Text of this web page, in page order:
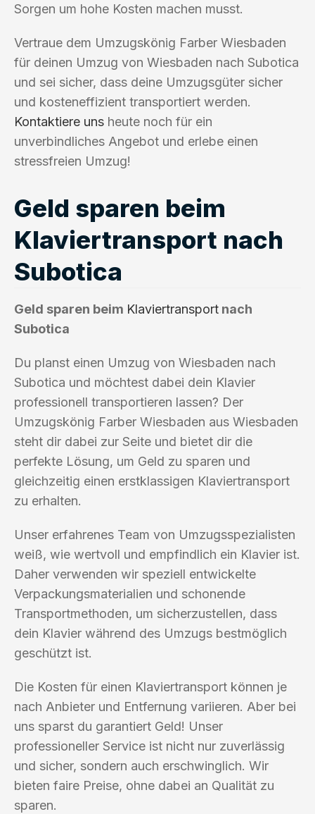
Sorgen um hohe Kosten machen musst.
Vertraue dem Umzugskönig Farber Wiesbaden
für deinen Umzug von Wiesbaden nach Subotica
und sei sicher, dass deine Umzugsgüter sicher
und kosteneffizient transportiert werden.
Kontaktiere uns heute noch für ein
unverbindliches Angebot und erlebe einen
stressfreien Umzug!
Geld sparen beim
Klaviertransport nach
Subotica
Geld sparen beim Klaviertransport nach
Subotica
Du planst einen Umzug von Wiesbaden nach
Subotica und möchtest dabei dein Klavier
professionell transportieren lassen? Der
Umzugskönig Farber Wiesbaden aus Wiesbaden
steht dir dabei zur Seite und bietet dir die
perfekte Lösung, um Geld zu sparen und
gleichzeitig einen erstklassigen Klaviertransport
zu erhalten.
Unser erfahrenes Team von Umzugsspezialisten
weiß, wie wertvoll und empfindlich ein Klavier ist.
Daher verwenden wir speziell entwickelte
Verpackungsmaterialien und schonende
Transportmethoden, um sicherzustellen, dass
dein Klavier während des Umzugs bestmöglich
geschützt ist.
Die Kosten für einen Klaviertransport können je
nach Anbieter und Entfernung variieren. Aber bei
uns sparst du garantiert Geld! Unser
professioneller Service ist nicht nur zuverlässig
und sicher, sondern auch erschwinglich. Wir
bieten faire Preise, ohne dabei an Qualität zu
sparen.